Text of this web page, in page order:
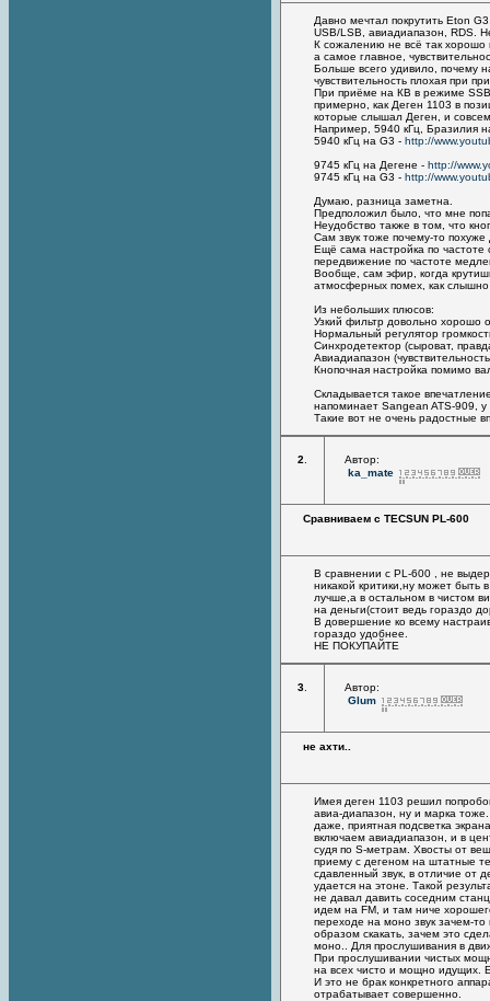
Давно мечтал покрутить Eton
USB/LSB, авиадиапазон, RDS.
К сожалению не всё так хорошо
а самое главное,
Больше всего удивило, почему
чувствительность плохая при
При приёме на КВ в режиме SSB
примерно, как Деген 1103 в
которые слышал Деген, и
Например, 5940 кГц, Бразилия
5940 кГц на G3 - http://
9745 кГц на Дегене - http://
9745 кГц на G3 - http://
Думаю, разница заметна.
Предположил было, что мне
Неудобство также в том, что
Сам звук тоже почему-то похуже
Ещё сама настройка по частоте
передвижение по частоте
Вообще, сам эфир, когда
атмосферных помех, как слышно
Из небольших плюсов:
Узкий фильтр довольно хорошо
Нормальный регулятор
Синхродетектор (сыроват,
Авиадиапазон
Кнопочная настройка помимо
Складывается такое
напоминает Sangean ATS-909,
Такие вот не очень радостные
2
Автор:
ka_mate
Сравниваем с TECSUN PL-600
В сравнении с PL-600 , не
никакой критики,ну может быть
лучше,а в остальном в чистом
на деньги(стоит ведь гораздо
В довершение ко всему
гораздо удобнее.
НЕ ПОКУПАЙТЕ
3
Автор:
Glum
не ахти..
Имея деген 1103 решил
авиа-диапазон, ну и марка
даже, приятная подсветка
включаем авиадиапазон, и в
судя по S-метрам. Хвосты от
приему с дегеном на штатные
сдавленный звук, в отличие от
удается на этоне. Такой
не давал давить соседним
идем на FM, и там ниче
переходе на моно звук зачем-
образом скакать, зачем это
моно.. Для прослушивания в
При прослушивании чистых
на всех чисто и мощно идущих.
И это не брак конкретного
отрабатывает совершенно.